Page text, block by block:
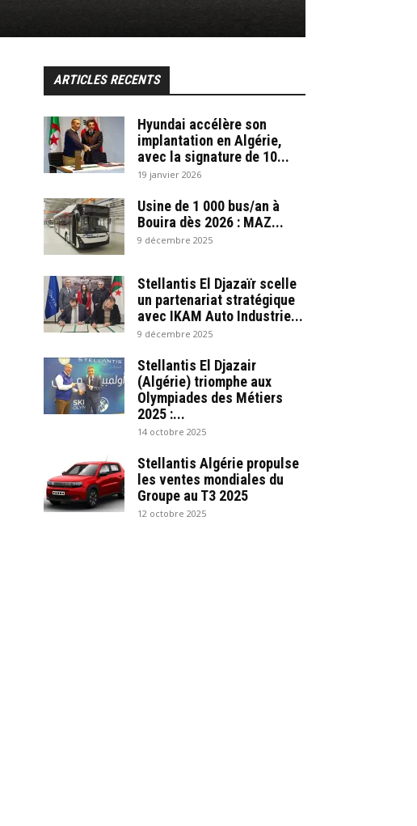
ARTICLES RECENTS
Hyundai accélère son
implantation en Algérie,
avec la signature de 10...
19 janvier 2026
Usine de 1 000 bus/an à
Bouira dès 2026 : MAZ...
9 décembre 2025
Stellantis El Djazaïr scelle
un partenariat stratégique
avec IKAM Auto Industrie...
9 décembre 2025
Stellantis El Djazair
(Algérie) triomphe aux
Olympiades des Métiers
2025 :...
14 octobre 2025
Stellantis Algérie propulse
les ventes mondiales du
Groupe au T3 2025
12 octobre 2025